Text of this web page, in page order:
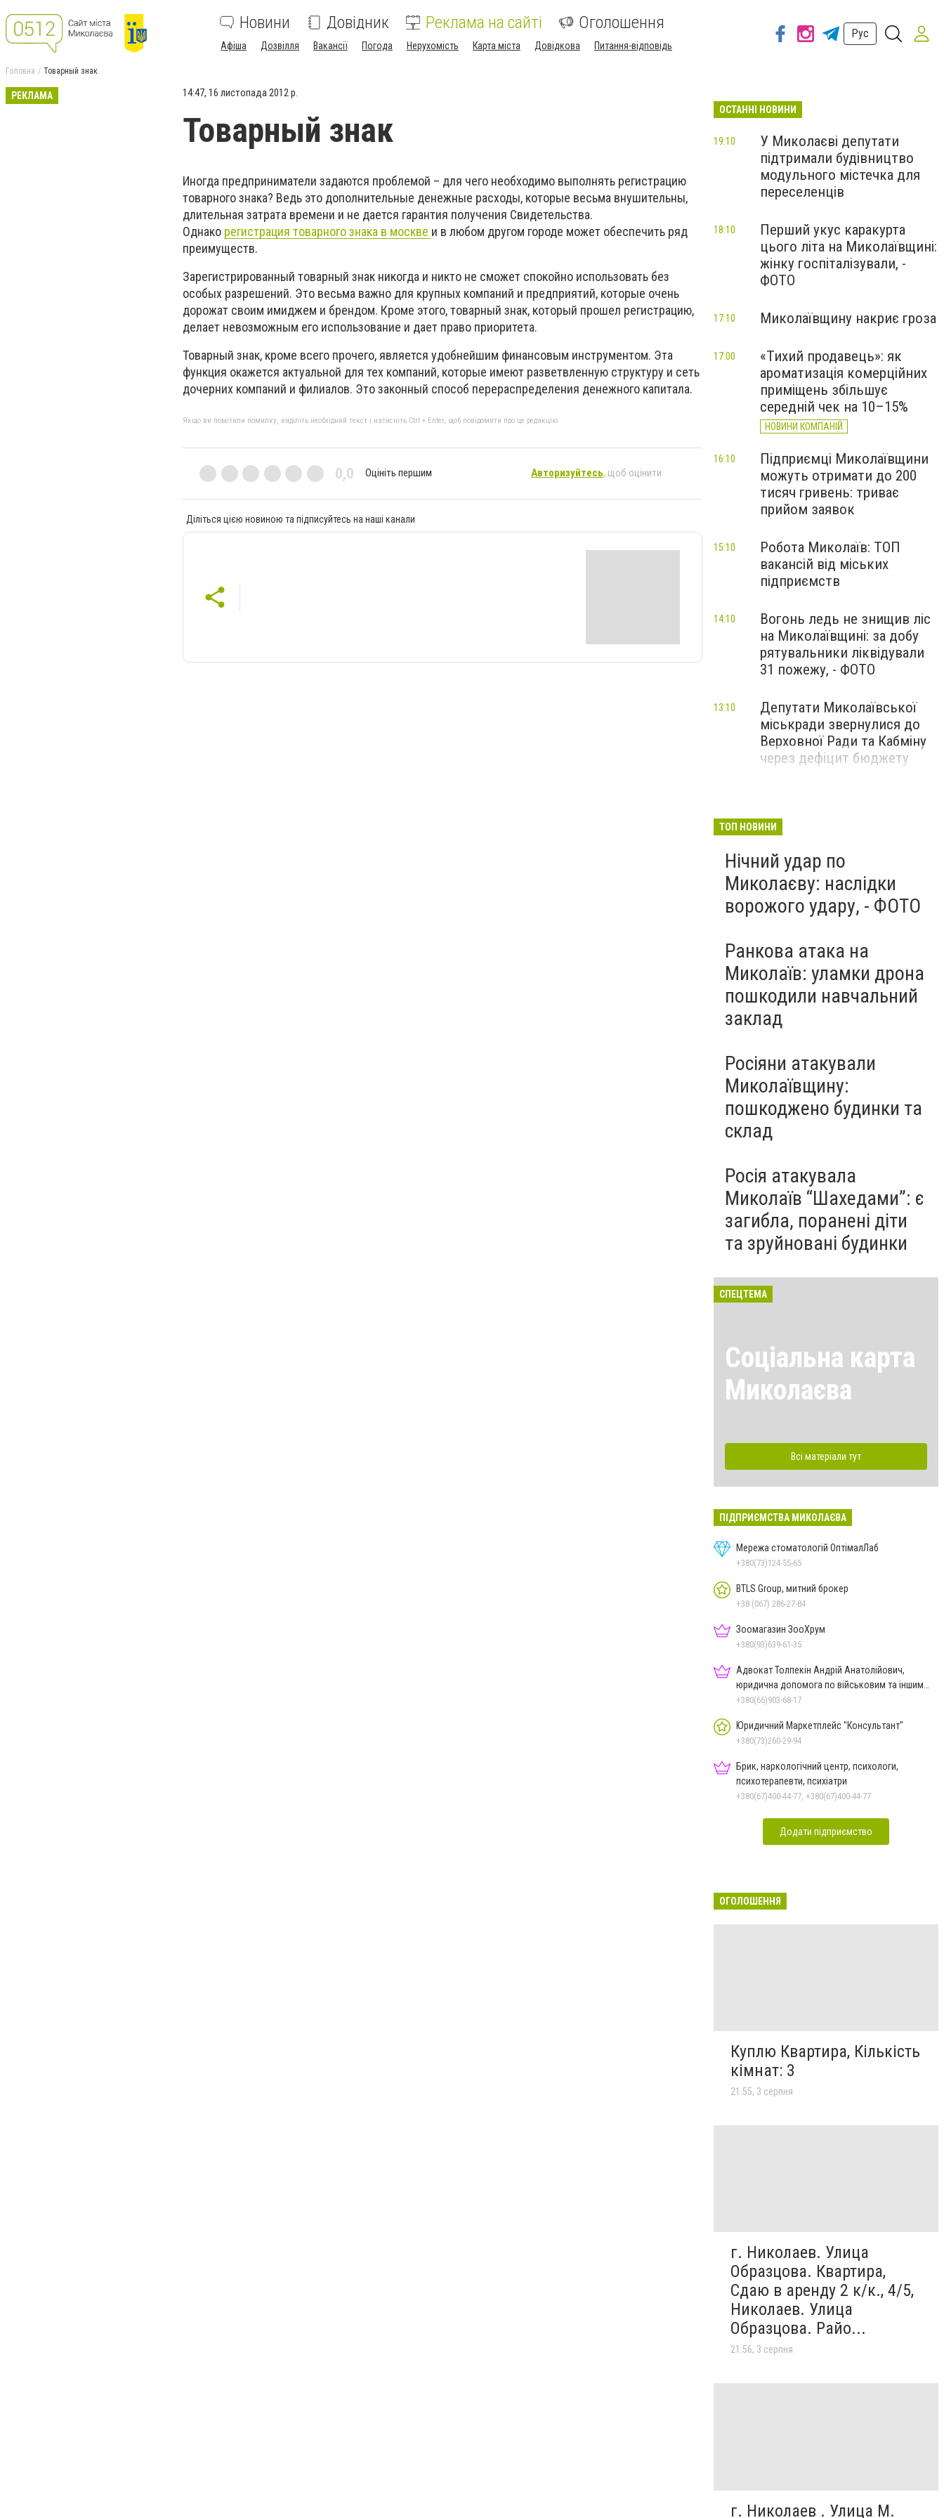
Новини Довідник Реклама на сайті Оголошення
Афіша Дозвілля Вакансії Погода Нерухомість Карта міста Довідкова Питання-відповідь
Рус
Головна Товарный знак
РЕКЛАМА 14:47, 16 листопада 2012 р.
Товарный знак
Иногда предприниматели задаются проблемой – для чего необходимо выполнять регистрацию
товарного знака? Ведь это дополнительные денежные расходы, которые весьма внушительны,
длительная затрата времени и не дается гарантия получения Свидетельства.
Однако регистрация товарного знака в москве и в любом другом городе может обеспечить ряд
преимуществ.
Зарегистрированный товарный знак никогда и никто не сможет спокойно использовать без
особых разрешений. Это весьма важно для крупных компаний и предприятий, которые очень
дорожат своим имиджем и брендом. Кроме этого, товарный знак, который прошел регистрацию,
делает невозможным его использование и дает право приоритета.
Товарный знак, кроме всего прочего, является удобнейшим финансовым инструментом. Эта
функция окажется актуальной для тех компаний, которые имеют разветвленную структуру и сеть
дочерних компаний и филиалов. Это законный способ перераспределения денежного капитала.
Якщо ви помітили помилку, виділіть необхідний текст і натисніть Ctrl + Enter, щоб повідомити про це редакцію
0,0 Оцініть першим Авторизуйтесь, щоб оцінити
Діліться цією новиною та підписуйтесь на наші канали
ОСТАННІ НОВИНИ
У Миколаєві депутати
підтримали будівництво
модульного містечка для
переселенців
19:10
Перший укус каракурта
цього літа на Миколаївщині:
жінку госпіталізували, -
ФОТО
18:10
Миколаївщину накриє гроза
17:10
«Тихий продавець»: як
ароматизація комерційних
приміщень збільшує
середній чек на 10–15%
НОВИНИ КОМПАНІЙ
17:00
Підприємці Миколаївщини
можуть отримати до 200
тисяч гривень: триває
прийом заявок
16:10
Робота Миколаїв: ТОП
вакансій від міських
підприємств
15:10
Вогонь ледь не знищив ліс
на Миколаївщині: за добу
рятувальники ліквідували
31 пожежу, - ФОТО
14:10
Депутати Миколаївської
міськради звернулися до
Верховної Ради та Кабміну
через дефіцит бюджету
13:10
ТОП НОВИНИ
Нічний удар по
Миколаєву: наслідки
ворожого удару, - ФОТО
Ранкова атака на
Миколаїв: уламки дрона
пошкодили навчальний
заклад
Росіяни атакували
Миколаївщину:
пошкоджено будинки та
склад
Росія атакувала
Миколаїв “Шахедами”: є
загибла, поранені діти
та зруйновані будинки
СПЕЦТЕМА
Соціальна карта
Миколаєва
Всі матеріали тут
ПІДПРИЄМСТВА МИКОЛАЄВА
Мережа стоматологій ОптімалЛаб
+380(73)124-55-65
BTLS Group, митний брокер
+38 (067) 286-27-84
Зоомагазин ЗооХрум
+380(93)639-61-35
Адвокат Толпекін Андрій Анатолійович,
юридична допомога по військовим та іншим
справам
+380(66)903-68-17
Юридичний Маркетплейс "Консультант"
+380(73)260-29-94
Брик, наркологічний центр, психологи,
психотерапевти, психіатри
+380(67)400-44-77, +380(67)400-44-77
Додати підприємство
ОГОЛОШЕННЯ
Куплю Квартира, Кількість
кімнат: 3
21:55, 3 серпня
г. Николаев. Улица
Образцова. Квартира,
Сдаю в аренду 2 к/к., 4/5,
Николаев. Улица
Образцова. Райо...
21:56, 3 серпня
г. Николаев . Улица М.